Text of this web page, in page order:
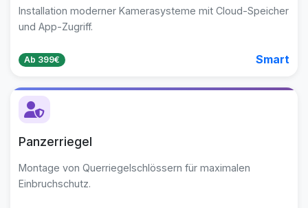
Installation moderner Kamerasysteme mit Cloud-Speicher
und App-Zugriff.
Ab 399€ Smart
Panzerriegel
Montage von Querriegelschlössern für maximalen
Einbruchschutz.